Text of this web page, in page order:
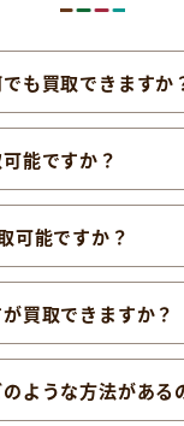
も買取できますか
能ですか？
可能ですか？
買取できますか？
ような方法がある